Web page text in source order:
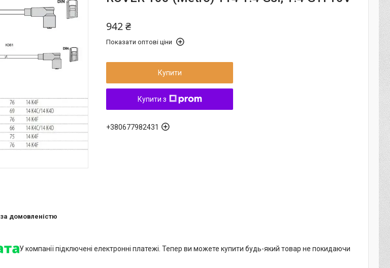
942 ₴
Показати оптові ціни
Купити
Купити з
+380677982431
за домовленістю
У компанії підключені електронні платежі. Тепер ви можете купити будь-який товар не покидаючи